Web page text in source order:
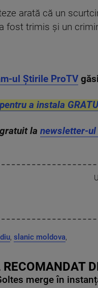
arată că un
fost trimis şi un
ul Știrile ProTV
a instala
la newsletter-ul
, slanic moldova,
merge în